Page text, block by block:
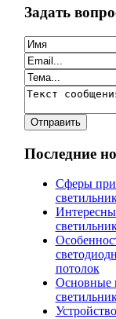
Задать
Последние
Сферы
потолок
Основные